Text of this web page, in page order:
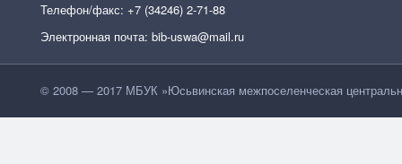
Телефон/факс: +7 (34246) 2-71-88
Электронная почта: bib-uswa@mail.ru
© 2008 — 2017 МБУК »Юсьвинская межпоселенческая